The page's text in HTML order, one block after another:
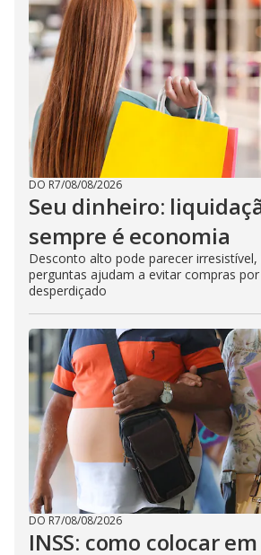
DO R7/08/08/2026
Seu dinheiro:
sempre é economia
Desconto alto pode parecer irresistível,
perguntas ajudam a evitar compras
desperdiçado
DO R7/08/08/2026
INSS: como colocar